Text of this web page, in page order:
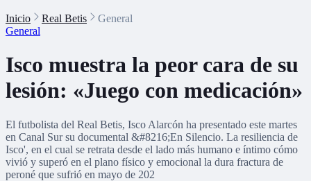
Inicio Real Betis
General
General
Isco muestra la peor cara de su
lesión: «Juego con medicación»
El futbolista del Real Betis, Isco Alarcón ha presentado este martes
en Canal Sur su documental &#8216;En Silencio. La resiliencia de
Isco', en el cual se retrata desde el lado más humano e íntimo cómo
vivió y superó en el plano físico y emocional la dura fractura de
peroné que sufrió en mayo de 202